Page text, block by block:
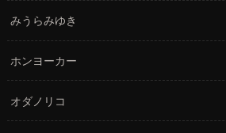
みうらみゆき
ホンヨーカー
オダノリコ